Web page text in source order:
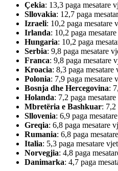
Çekia: 13,3 paga mesatare
Sllovakia: 12,7 paga
Izraeli: 10,2 paga mesatare
Irlanda: 10,2 paga
Hungaria: 10,2 paga
Serbia: 9,8 paga mesatare
Franca: 9,8 paga mesatare
Kroacia: 8,3 paga mesatare
Polonia: 7,9 paga mesatare
Bosnja dhe Hercegovina:
Holanda: 7,2 paga
Mbretëria e Bashkuar: 7,2
Sllovenia: 6,9 paga
Greqia: 6,8 paga mesatare
Rumania: 6,8 paga
Italia: 5,3 paga mesatare
Norvegjia: 4,8 paga
Danimarka: 4,7 paga